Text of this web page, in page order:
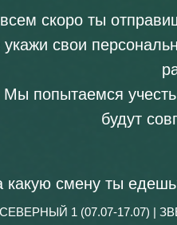
скоро ты
свои
Мы попытаемся
будут
какую смену ты
СЕВЕРНЫЙ 1 (07.07-17.07) |